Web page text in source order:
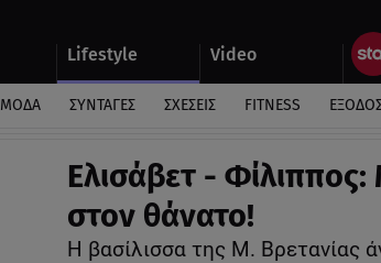
Lifestyle Video
ΜΟΔΑ ΣΥΝΤΑΓΕΣ ΣΧΕΣΕΙΣ FITNESS
Ελισάβετ - Φίλιππος:
στον θάνατο!
Η βασίλισσα της Μ. Βρετανίας